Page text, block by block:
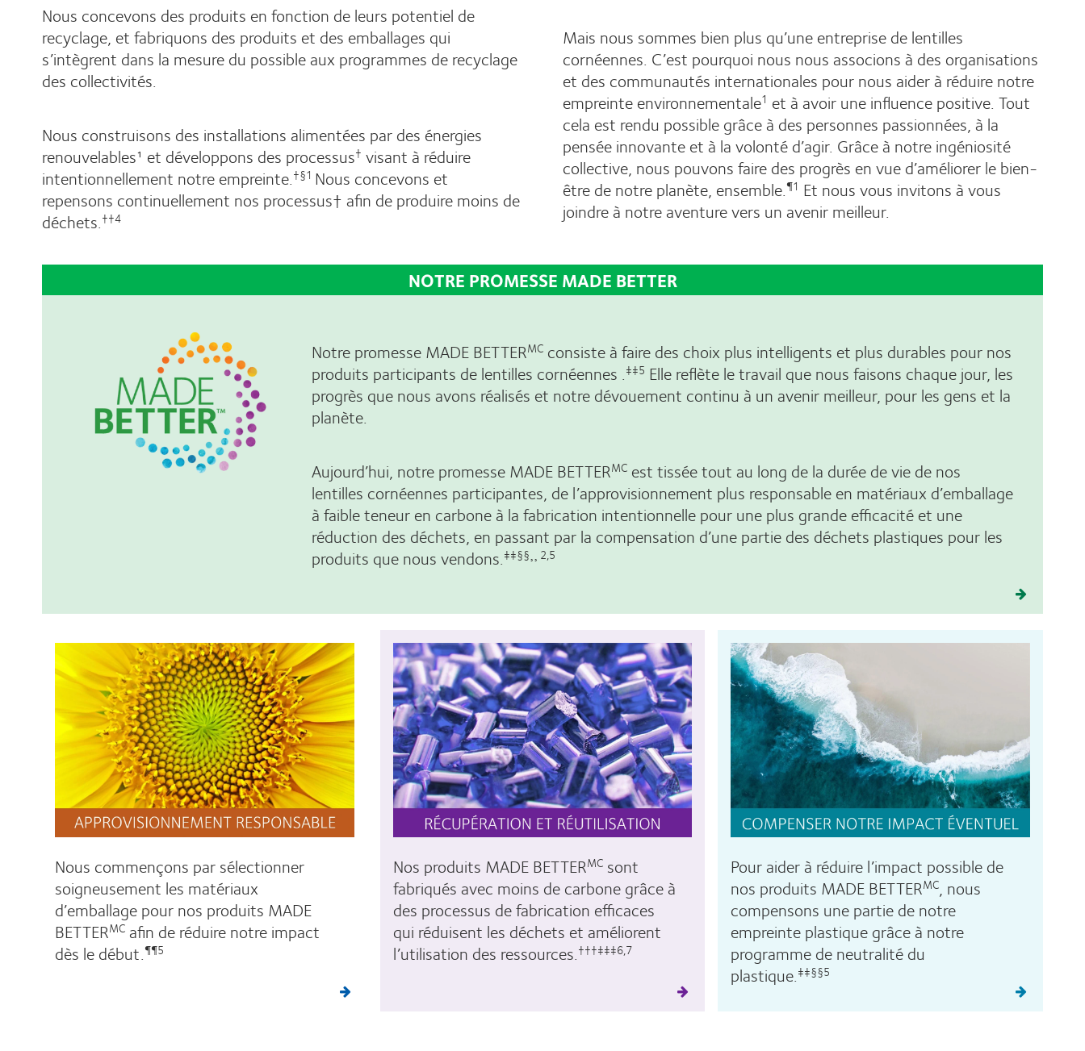
Nous concevons des produits en fonction de leurs potentiel de
recyclage, et fabriquons des produits et des emballages qui
s’intègrent dans la mesure du possible aux programmes de recyclage
des collectivités.
Nous construisons des installations alimentées par des énergies
renouvelables¹ et développons des processus† visant à réduire
intentionnellement notre empreinte.†§1 Nous concevons et
repensons continuellement nos processus† afin de produire moins de
déchets.††4
Mais nous sommes bien plus qu’une entreprise de lentilles
cornéennes. C’est pourquoi nous nous associons à des organisations
et des communautés internationales pour nous aider à réduire notre
empreinte environnementale1 et à avoir une influence positive. Tout
cela est rendu possible grâce à des personnes passionnées, à la
pensée innovante et à la volonté d’agir. Grâce à notre ingéniosité
collective, nous pouvons faire des progrès en vue d’améliorer le bien-
être de notre planète, ensemble.¶1 Et nous vous invitons à vous
joindre à notre aventure vers un avenir meilleur.
NOTRE PROMESSE MADE BETTER
Notre promesse MADE BETTERMCconsiste à faire des choix plus intelligents et plus durables pour nos
produits participants de lentilles cornéennes .‡‡5 Elle reflète le travail que nous faisons chaque jour, les
progrès que nous avons réalisés et notre dévouement continu à un avenir meilleur, pour les gens et la
planète.
Aujourd’hui, notre promesse MADE BETTERMCest tissée tout au long de la durée de vie de nos
lentilles cornéennes participantes, de l’approvisionnement plus responsable en matériaux d’emballage
à faible teneur en carbone à la fabrication intentionnelle pour une plus grande efficacité et une
réduction des déchets, en passant par la compensation d’une partie des déchets plastiques pour les
produits que nous vendons.‡‡§§¸¸ 2,5
Nous commençons par sélectionner
soigneusement les matériaux
d’emballage pour nos produits MADE
BETTERMC afin de réduire notre impact
dès le début.¶¶5
Nos produits MADE BETTERMCsont
fabriqués avec moins de carbone grâce à
des processus de fabrication efficaces
qui réduisent les déchets et améliorent
l’utilisation des ressources.†††‡‡‡6,7
Pour aider à réduire l’impact possible de
nos produits MADE BETTERMC, nous
compensons une partie de notre
empreinte plastique grâce à notre
programme de neutralité du
plastique.‡‡§§5